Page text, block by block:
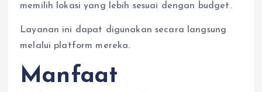
memilih lokasi yang lebih sesuai dengan budget.
Layanan ini dapat digunakan secara langsung
melalui platform mereka.
Manfaat